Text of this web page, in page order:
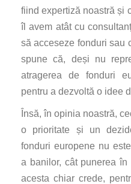
fiind expertiză noastră și
îl avem atât cu
să acceseze fonduri sau
spune că, deși nu
atragerea de fonduri
pentru a dezvoltă o idee
Însă, în opinia noastră,
o prioritate și un
fonduri europene nu
a banilor, cât punerea
acesta chiar crede,